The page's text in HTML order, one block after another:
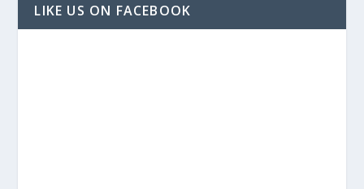
LIKE US ON FACEBOOK